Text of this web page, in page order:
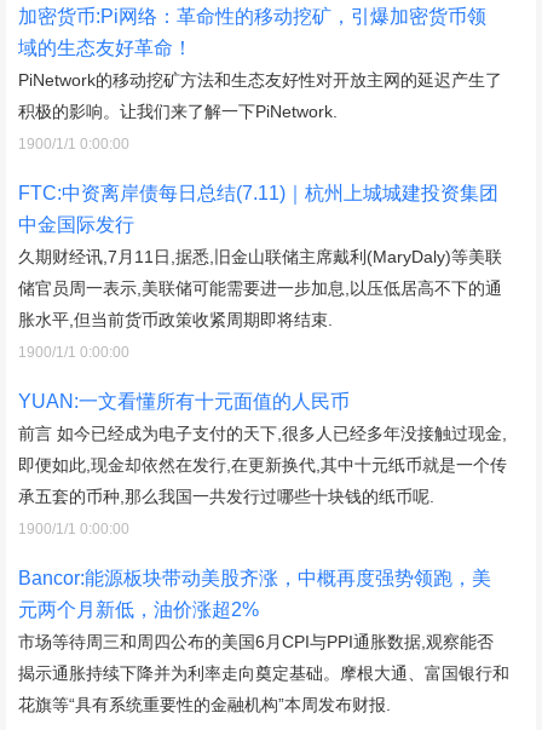
加密货币:Pi网络：革命性的移动挖矿，引爆加密货币领
域的生态友好革命！
PiNetwork的移动挖矿方法和生态友好性对开放主网的延迟产生了
积极的影响。让我们来了解一下PiNetwork.
1900/1/1 0:00:00
FTC:中资离岸债每日总结(7.11)｜杭州上城城建投资集团
中金国际发行
久期财经讯,7月11日,据悉,旧金山联储主席戴利(MaryDaly)等美联
储官员周一表示,美联储可能需要进一步加息,以压低居高不下的通
胀水平,但当前货币政策收紧周期即将结束.
1900/1/1 0:00:00
YUAN:一文看懂所有十元面值的人民币
前言 如今已经成为电子支付的天下,很多人已经多年没接触过现金,
即便如此,现金却依然在发行,在更新换代,其中十元纸币就是一个传
承五套的币种,那么我国一共发行过哪些十块钱的纸币呢.
1900/1/1 0:00:00
Bancor:能源板块带动美股齐涨，中概再度强势领跑，美
元两个月新低，油价涨超2%
市场等待周三和周四公布的美国6月CPI与PPI通胀数据,观察能否
揭示通胀持续下降并为利率走向奠定基础。摩根大通、富国银行和
花旗等“具有系统重要性的金融机构”本周发布财报.